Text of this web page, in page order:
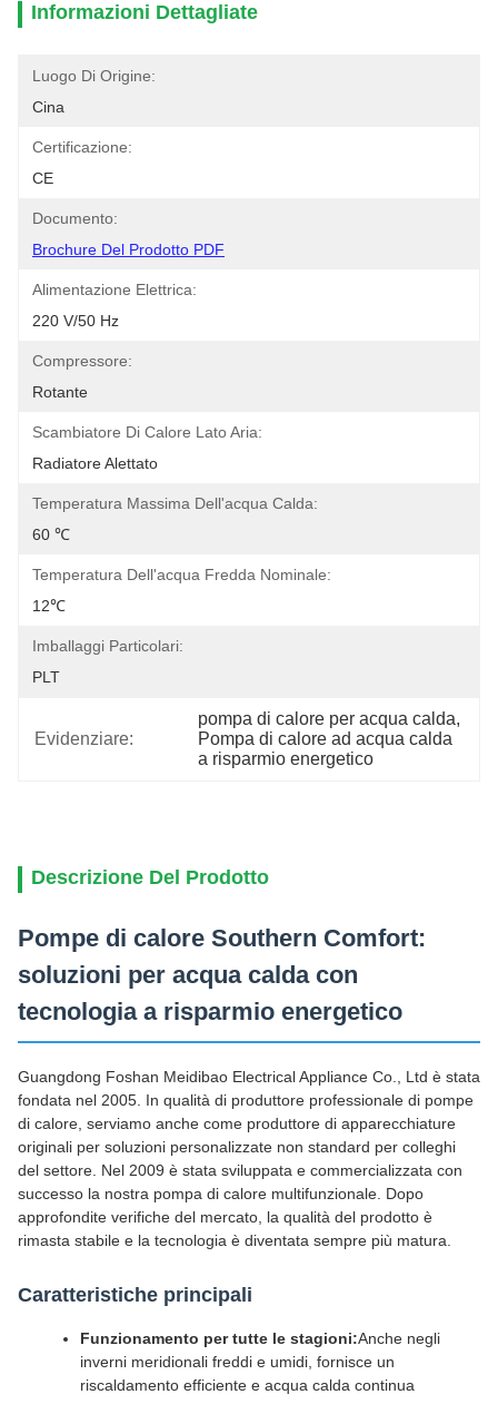
Informazioni Dettagliate
Luogo Di Origine:
Cina
Certificazione:
CE
Documento:
Brochure Del Prodotto PDF
Alimentazione Elettrica:
220 V/50 Hz
Compressore:
Rotante
Scambiatore Di Calore Lato Aria:
Radiatore Alettato
Temperatura Massima Dell'acqua Calda:
60 ℃
Temperatura Dell'acqua Fredda Nominale:
12℃
Imballaggi Particolari:
PLT
Evidenziare:
pompa di calore per acqua calda
Pompa di calore ad acqua calda
a risparmio energetico
Descrizione Del Prodotto
Pompe di calore Southern Comfort:
soluzioni per acqua calda con
tecnologia a risparmio energetico
Guangdong Foshan Meidibao Electrical Appliance Co., Ltd è stata
fondata nel 2005. In qualità di produttore professionale di pompe
di calore, serviamo anche come produttore di apparecchiature
originali per soluzioni personalizzate non standard per colleghi
del settore. Nel 2009 è stata sviluppata e commercializzata con
successo la nostra pompa di calore multifunzionale. Dopo
approfondite verifiche del mercato, la qualità del prodotto è
rimasta stabile e la tecnologia è diventata sempre più matura.
Caratteristiche principali
Funzionamento per tutte le stagioni:Anche negli
inverni meridionali freddi e umidi, fornisce un
riscaldamento efficiente e acqua calda continua